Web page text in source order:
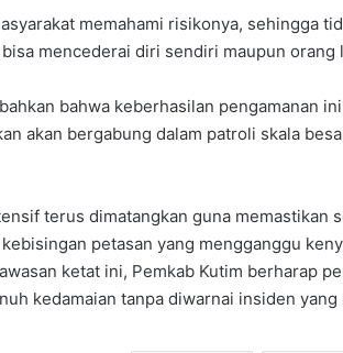
memahami risikonya, sehingga
mencederai diri sendiri maupun orang
bahwa keberhasilan pengamanan
akan bergabung dalam patroli skala
terus dimatangkan guna memastikan
petasan yang mengganggu
ketat ini, Pemkab Kutim berharap
kedamaian tanpa diwarnai insiden yang